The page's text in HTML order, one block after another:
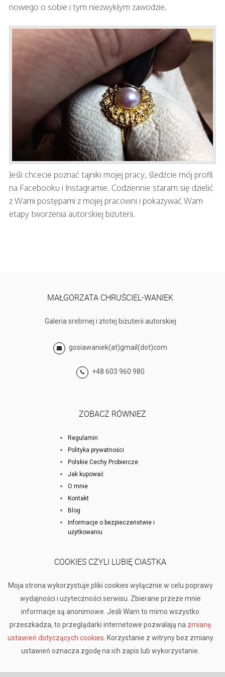
nowego o sobie i tym niezwykłym zawodzie.
Jeśli chcecie poznać tajniki mojej pracy, śledźcie mój profil
na Facebooku i Instagramie. Codziennie staram się dzielić
z Wami postępami z mojej pracowni i pokazywać Wam
etapy tworzenia autorskiej biżuterii.
MAŁGORZATA CHRUŚCIEL-WANIEK
Galeria srebrnej i złotej biżuterii autorskiej
gosiawaniek(at)gmail(dot)com
+48 603 960 980
ZOBACZ RÓWNIEŻ
Regulamin
Polityka prywatności
Polskie Cechy Probiercze
Jak kupować
O mnie
Kontakt
Blog
Informacje o bezpieczeństwie i
użytkowaniu
COOKIES CZYLI LUBIĘ CIASTKA
Moja strona wykorzystuje pliki cookies wyłącznie w celu poprawy
wydajności i użyteczności serwisu. Zbierane przeze mnie
informacje są anonimowe. Jeśli Wam to mimo wszystko
przeszkadza, to przeglądarki internetowe pozwalają na zmianę
ustawień dotyczących cookies. Korzystanie z witryny bez zmiany
ustawień oznacza zgodę na ich zapis lub wykorzystanie.